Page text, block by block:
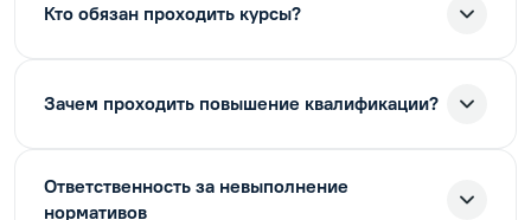
Кто обязан проходить курсы?
Зачем проходить повышение квалификации?
Ответственность за невыполнение
нормативов